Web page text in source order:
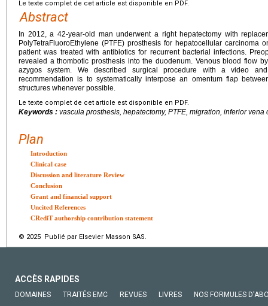
Le texte complet de cet article est disponible en PDF.
Abstract
In 2012, a 42-year-old man underwent a right hepatectomy with
PolyTetraFluoroEthylene (PTFE) prosthesis for hepatocellular carcinoma
patient was treated with antibiotics for recurrent bacterial infections.
revealed a thombotic prosthesis into the duodenum. Venous blood flow
azygos system. We described surgical procedure with a video
recommendation is to systematically interpose an omentum flap
structures whenever possible.
Le texte complet de cet article est disponible en PDF.
Keywords : vascula prosthesis, hepatectomy, PTFE, migration, inferior vena
Plan
Introduction
Clinical case
Discussion and literature Review
Conclusion
Grant and financial support
Uncited References
CRediT authorship contribution statement
© 2025 Publié par Elsevier Masson SAS.
ACCÈS RAPIDES
DOMAINES TRAITÉS EMC REVUES LIVRES NOS FORMULES